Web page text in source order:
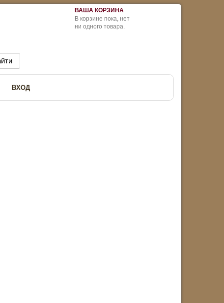
ВАША КОРЗИНА
В корзине пока, нет
ни одного товара.
ВХОД